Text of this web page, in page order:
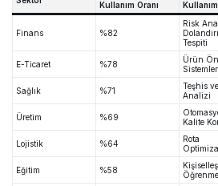
Kullanım Oranı
Finans %82
Risk
Tespiti
E-Ticaret %78
Ürün
Sağlık %71
Teşhis
Analizi
Üretim %69
Kalite
Lojistik %64
Rota
Eğitim %58
Öğrenme